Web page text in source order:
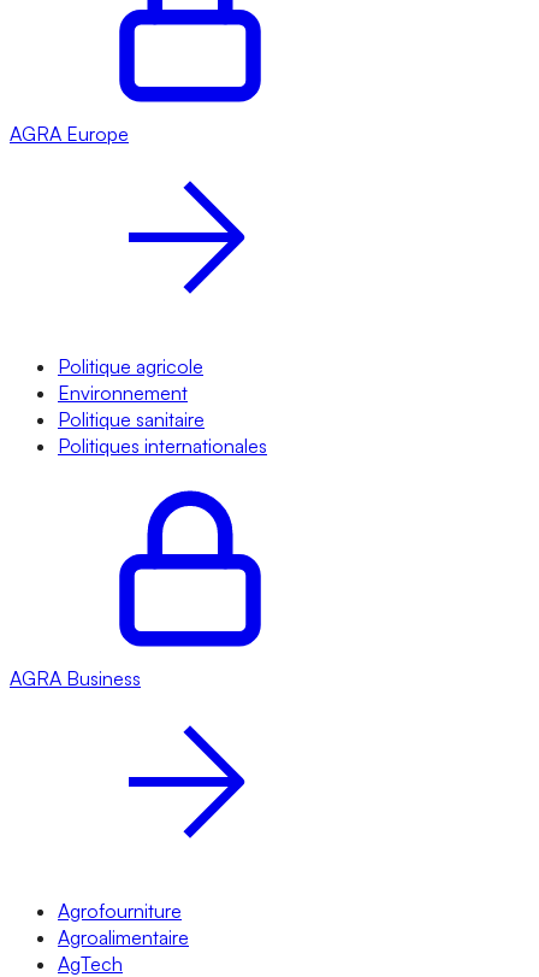
AGRA Europe
Politique agricole
Environnement
Politique sanitaire
Politiques internationales
AGRA Business
Agrofourniture
Agroalimentaire
AgTech